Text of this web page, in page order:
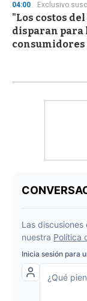
04:00 Exclusivo
"Los costos
disparan para
consumidores